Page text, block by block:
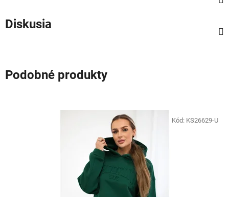
Diskusia
Podobné produkty
Kód: KS26629-U